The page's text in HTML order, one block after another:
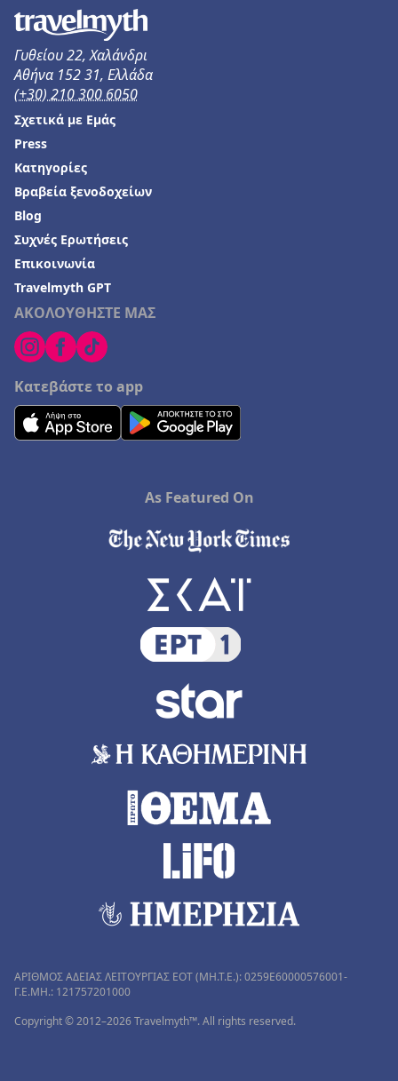
Γυθείου 22, Χαλάνδρι
Αθήνα 152 31, Ελλάδα
(+30) 210 300 6050
ΑΚΟΛΟΥΘΗΣΤΕ ΜΑΣ
Κατεβάστε το app
Σχετικά με Εμάς
Press
Κατηγορίες
Βραβεία ξενοδοχείων
Blog
Συχνές Ερωτήσεις
Επικοινωνία
Travelmyth GPT
As Featured On
ΑΡΙΘΜΟΣ ΑΔΕΙΑΣ ΛΕΙΤΟΥΡΓΙΑΣ ΕΟΤ (MH.T.E.): 0259Ε60000576001-
Γ.Ε.ΜΗ.: 121757201000
Copyright © 2012–2026 Travelmyth™. All rights reserved.